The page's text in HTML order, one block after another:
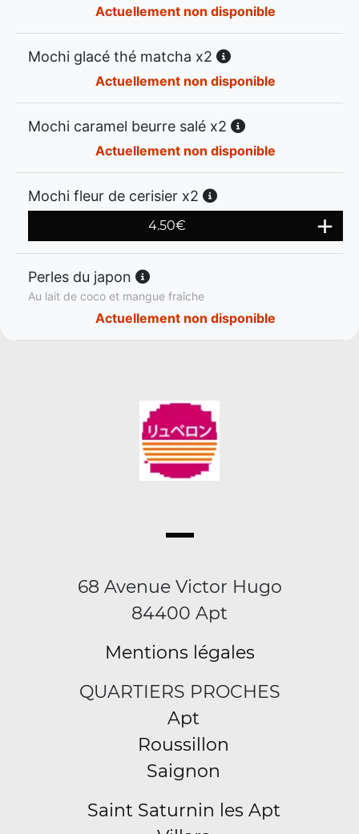
Actuellement non disponible
Mochi glacé thé matcha x2
Actuellement non disponible
Mochi caramel beurre salé x2
Actuellement non disponible
Mochi fleur de cerisier x2
4.50€
Perles du japon
Au lait de coco et mangue fraîche
Actuellement non disponible
68 Avenue Victor Hugo
84400 Apt
Mentions légales
QUARTIERS PROCHES
Apt
Roussillon
Saignon
Saint Saturnin les Apt